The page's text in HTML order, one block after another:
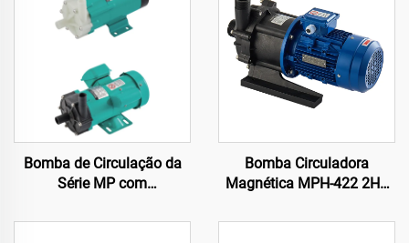
Bomba de Circulação da
Série MP com
Bomba Circuladora
Magnética MPH-422 2HP
Potência 380V 400 L/min